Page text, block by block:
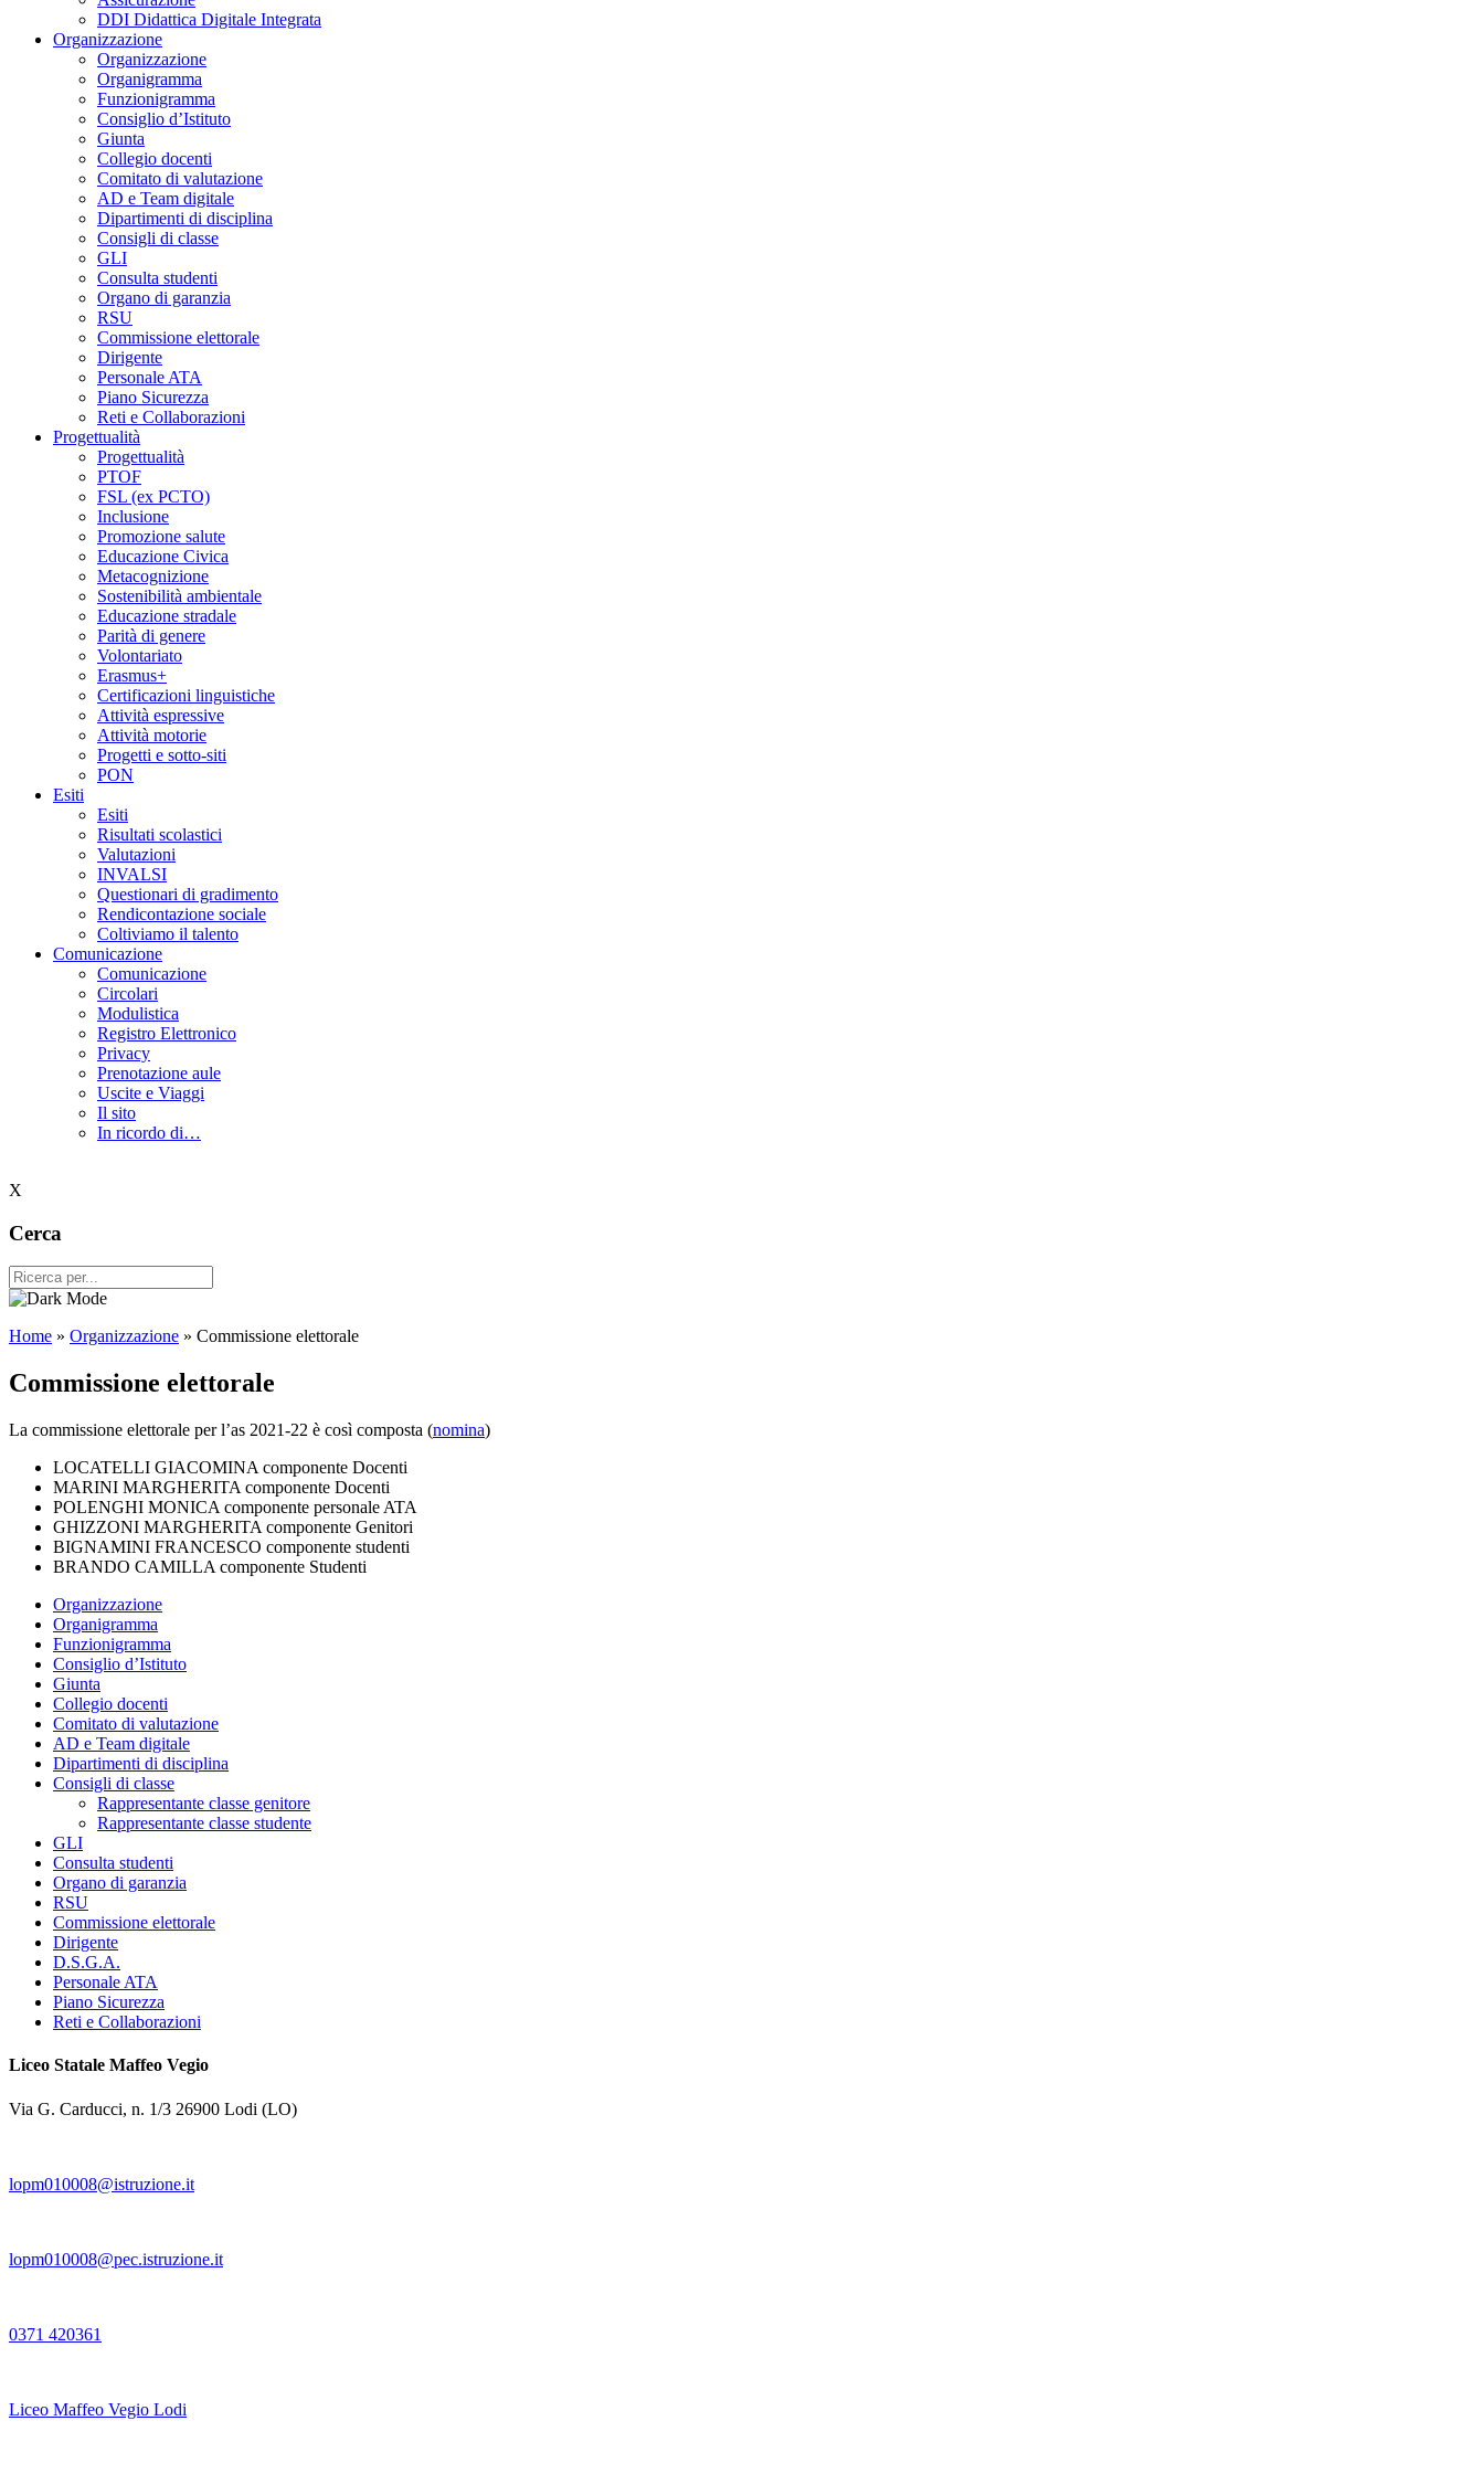
DDI Didattica Digitale Integrata
Organizzazione
Organizzazione
Organigramma
Funzionigramma
Consiglio d’Istituto
Giunta
Collegio docenti
Comitato di valutazione
AD e Team digitale
Dipartimenti di disciplina
Consigli di classe
GLI
Consulta studenti
Organo di garanzia
RSU
Commissione elettorale
Dirigente
Personale ATA
Piano Sicurezza
Reti e Collaborazioni
Progettualità
Progettualità
PTOF
FSL (ex PCTO)
Inclusione
Promozione salute
Educazione Civica
Metacognizione
Sostenibilità ambientale
Educazione stradale
Parità di genere
Volontariato
Erasmus+
Certificazioni linguistiche
Attività espressive
Attività motorie
Progetti e sotto-siti
PON
Esiti
Esiti
Risultati scolastici
Valutazioni
INVALSI
Questionari di gradimento
Rendicontazione sociale
Coltiviamo il talento
Comunicazione
Comunicazione
Circolari
Modulistica
Registro Elettronico
Privacy
Prenotazione aule
Uscite e Viaggi
Il sito
In ricordo di…
X
Cerca
Home » Organizzazione » Commissione elettorale
Commissione elettorale
La commissione elettorale per l’as 2021-22 è così composta (nomina)
LOCATELLI GIACOMINA componente Docenti
MARINI MARGHERITA componente Docenti
POLENGHI MONICA componente personale ATA
GHIZZONI MARGHERITA componente Genitori
BIGNAMINI FRANCESCO componente studenti
BRANDO CAMILLA componente Studenti
Organizzazione
Organigramma
Funzionigramma
Consiglio d’Istituto
Giunta
Collegio docenti
Comitato di valutazione
AD e Team digitale
Dipartimenti di disciplina
Consigli di classe
Rappresentante classe genitore
Rappresentante classe studente
GLI
Consulta studenti
Organo di garanzia
RSU
Commissione elettorale
Dirigente
D.S.G.A.
Personale ATA
Piano Sicurezza
Reti e Collaborazioni
Liceo Statale Maffeo Vegio
Via G. Carducci, n. 1/3 26900 Lodi (LO)
lopm010008@istruzione.it
lopm010008@pec.istruzione.it
0371 420361
Liceo Maffeo Vegio Lodi